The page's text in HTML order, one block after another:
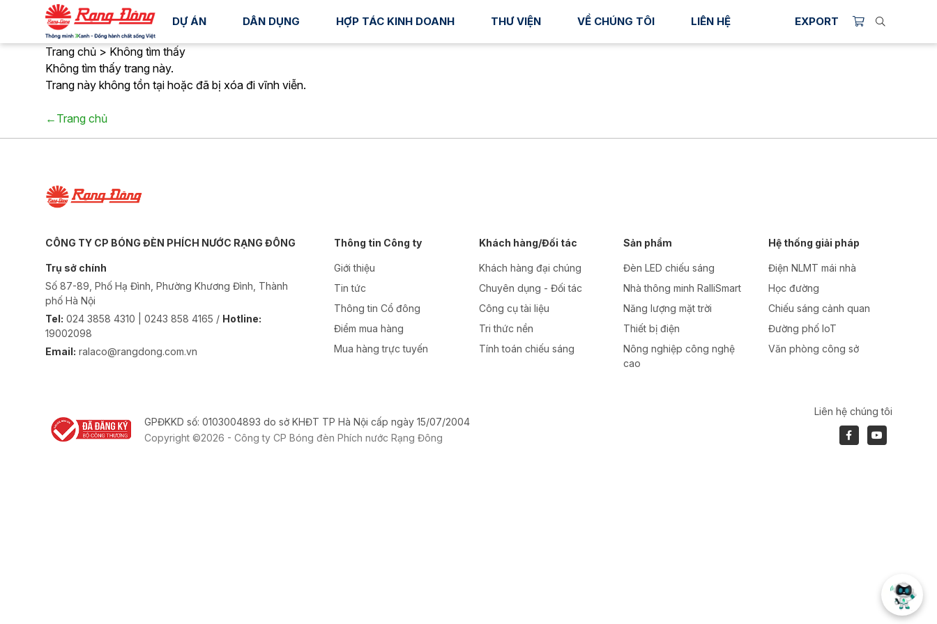
DỰ ÁN DÂN DỤNG HỢP TÁC KINH DOANH THƯ VIỆN VỀ CHÚNG TÔI LIÊN HỆ EXPORT
Trang chủ > Không tìm thấy
Không tìm thấy trang này.
Trang này không tồn tại hoặc đã bị xóa đi vĩnh viễn.
←Trang chủ
CÔNG TY CP BÓNG ĐÈN PHÍCH NƯỚC RẠNG ĐÔNG
Trụ sở chính
Số 87-89, Phố Hạ Đình, Phường Khương Đình, Thành
phố Hà Nội
Tel: 024 3858 4310 | 0243 858 4165 / Hotline:
19002098
Email: ralaco@rangdong.com.vn
Thông tin Công ty
Giới thiệu
Tin tức
Thông tin Cổ đông
Điểm mua hàng
Mua hàng trực tuyến
Khách hàng/Đối tác
Khách hàng đại chúng
Chuyên dụng - Đối tác
Công cụ tài liệu
Tri thức nền
Tính toán chiếu sáng
Sản phẩm
Đèn LED chiếu sáng
Nhà thông minh RalliSmart
Năng lượng mặt trời
Thiết bị điện
Nông nghiệp công nghệ
cao
Hệ thống giải pháp
Điện NLMT mái nhà
Học đường
Chiếu sáng cảnh quan
Đường phố IoT
Văn phòng công sở
GPĐKKD số: 0103004893 do sở KHĐT TP Hà Nội cấp ngày 15/07/2004
Copyright ©2026 - Công ty CP Bóng đèn Phích nước Rạng Đông
Liên hệ chúng tôi